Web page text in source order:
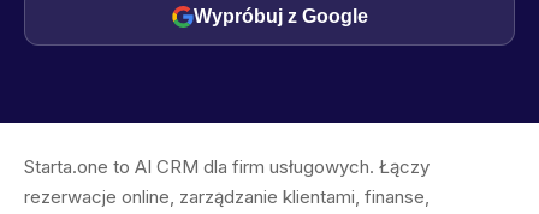
Wypróbuj z Google
Starta.one to AI CRM dla firm usługowych. Łączy
rezerwacje online, zarządzanie klientami, finanse,